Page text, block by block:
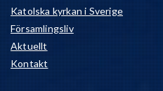
Katolska kyrkan i Sverige
Församlingsliv
Aktuellt
Kontakt